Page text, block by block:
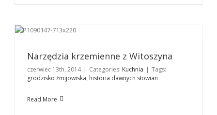
Narzędzia krzemienne z Witoszyna
Narzędzia krzemienne z Witoszyna
czerwiec 13th, 2014 | Categories: Kuchnia | Tags:
grodzisko żmijowiska, historia dawnych słowian
Read More